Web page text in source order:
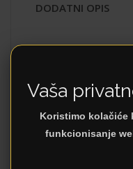
DODATNI OPIS
Ima savijen nosač
funkcijom, a
Ovaj model ima
isključivanje i E27
Vaša
Koristimo kolačiće
funkcionisanje